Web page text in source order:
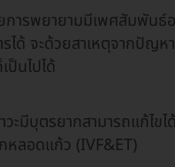
ารพยายามมีเพศสัมพันธ์อ
ได้ จะด้วยสาเหตุจากปัญ
นไปได้
ะมีบุตรยากสามารถแก้ไข
หลอดแก้ว (IVF&ET)